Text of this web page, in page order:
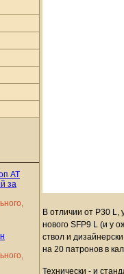
В отличии от P30 L,
нового SFP9 L (и у
ствол и
на 20 патронов в
Технически - и
AT
за